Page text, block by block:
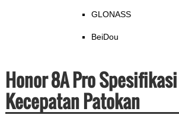
GLONASS
BeiDou
Honor 8A Pro
Kecepatan Patokan